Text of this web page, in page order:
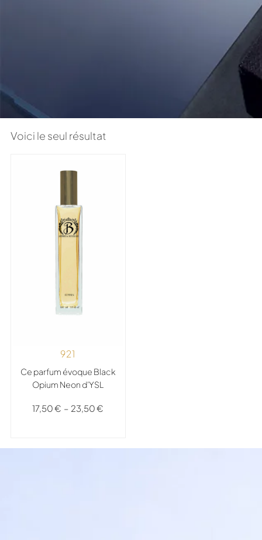
Voici le seul résultat
921
Ce parfum évoque Black
Opium Neon d’YSL
17,50€ – 23,50€